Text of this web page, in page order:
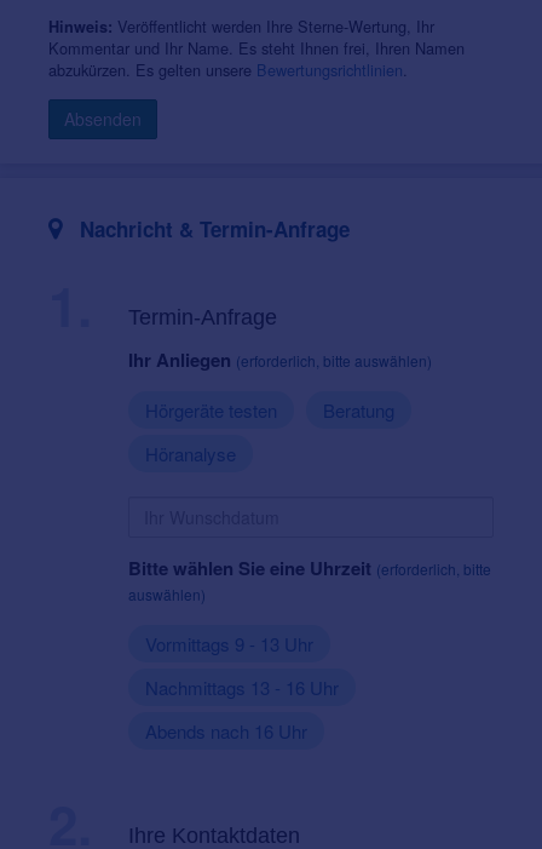
Hinweis: Veröffentlicht werden Ihre Sterne-Wertung, Ihr
Kommentar und Ihr Name. Es steht Ihnen frei, Ihren Namen
abzukürzen. Es gelten unsere Bewertungsrichtlinien.
Absenden
Nachricht & Termin-Anfrage
Termin-Anfrage
Ihr Anliegen (erforderlich, bitte auswählen)
Hörgeräte testen
Beratung
Höranalyse
Bitte wählen Sie eine Uhrzeit (erforderlich, bitte
auswählen)
Vormittags 9 - 13 Uhr
Nachmittags 13 - 16 Uhr
Abends nach 16 Uhr
Ihre Kontaktdaten